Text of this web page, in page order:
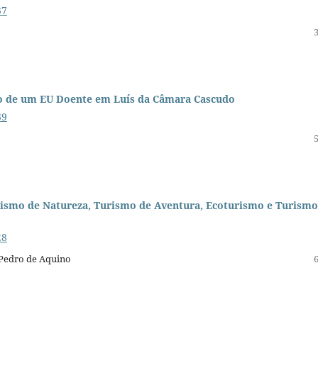
um EU Doente em Luís da Câmara Cascudo
de Natureza, Turismo de Aventura, Ecoturismo e Turismo
de Aquino